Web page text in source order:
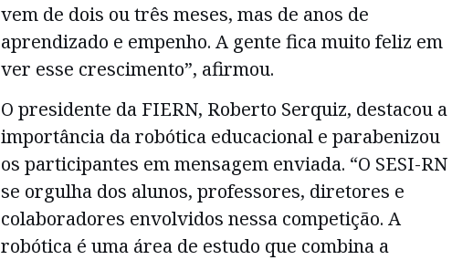
vem de dois ou três meses, mas de anos de
aprendizado e empenho. A gente fica muito feliz em
ver esse crescimento”, afirmou.
O presidente da FIERN, Roberto Serquiz, destacou a
importância da robótica educacional e parabenizou
os participantes em mensagem enviada. “O SESI-RN
se orgulha dos alunos, professores, diretores e
colaboradores envolvidos nessa competição. A
robótica é uma área de estudo que combina a